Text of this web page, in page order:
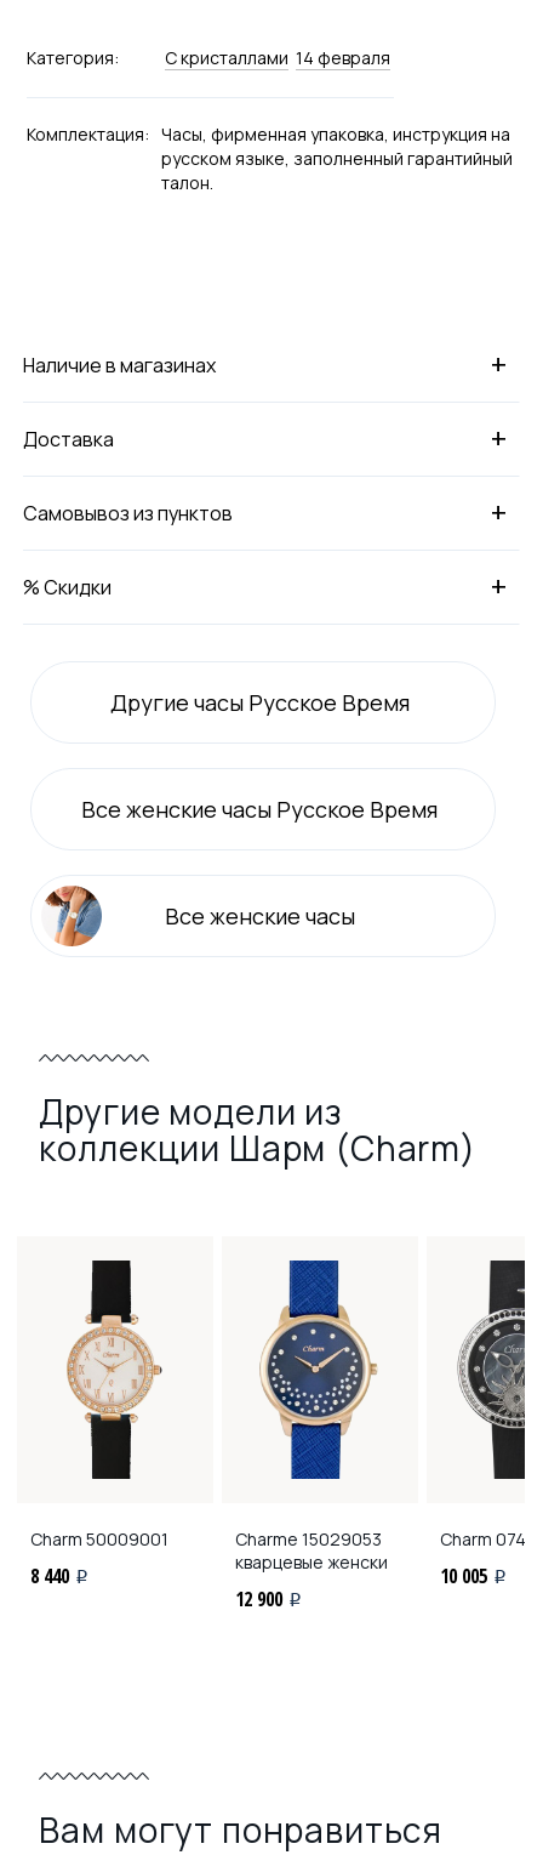
Категория: С кристаллами 14 февраля
Комплектация: Часы, фирменная упаковка, инструкция на
русском языке, заполненный гарантийный
талон.
+
Наличие в магазинах
+
Доставка
+
Самовывоз из пунктов
+
% Скидки
Другие часы Русское Время
Всеженские часы Русское Время
Все женские часы
Другие модели из
коллекции Шарм (Charm)
Charm 50009001
8 440 i
Charmе 15029053
кварцевые женски
12 900 i
Charm
10 005 i
Вам могут понравиться